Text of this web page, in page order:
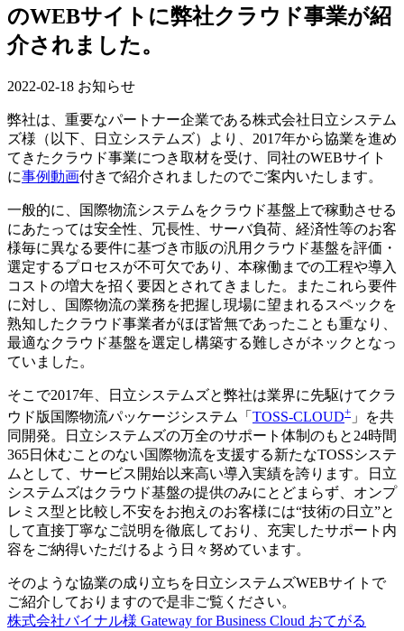
のWEBサイトに弊社クラウド事業が紹
介されました。
2022-02-18 お知らせ
弊社は、重要なパートナー企業である株式会社日立システム
ズ様（以下、日立システムズ）より、2017年から協業を進め
てきたクラウド事業につき取材を受け、同社のWEBサイト
に事例動画付きで紹介されましたのでご案内いたします。
一般的に、国際物流システムをクラウド基盤上で稼動させる
にあたっては安全性、冗長性、サーバ負荷、経済性等のお客
様毎に異なる要件に基づき市販の汎用クラウド基盤を評価・
選定するプロセスが不可欠であり、本稼働までの工程や導入
コストの増大を招く要因とされてきました。またこれら要件
に対し、国際物流の業務を把握し現場に望まれるスペックを
熟知したクラウド事業者がほぼ皆無であったことも重なり、
最適なクラウド基盤を選定し構築する難しさがネックとなっ
ていました。
そこで2017年、日立システムズと弊社は業界に先駆けてクラ
ウド版国際物流パッケージシステム「 TOSS-CLOUD+ 」を共
同開発。日立システムズの万全のサポート体制のもと24時間
365日休むことのない国際物流を支援する新たなTOSSシステ
ムとして、サービス開始以来高い導入実績を誇ります。日立
システムズはクラウド基盤の提供のみにとどまらず、オンプ
レミス型と比較し不安をお抱えのお客様には“技術の日立”と
して直接丁寧なご説明を徹底しており、充実したサポート内
容をご納得いただけるよう日々努めています。
そのような協業の成り立ちを日立システムズWEBサイトで
ご紹介しておりますので是非ご覧ください。
株式会社バイナル様 Gateway for Business Cloud おてがる